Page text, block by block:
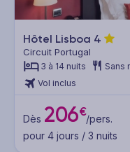
Hôtel Lisboa 4
Circuit Portugal
3 à 14 nuits
Sans
Vol inclus
Dès 206€/pers.
pour 4 jours / 3 nuits